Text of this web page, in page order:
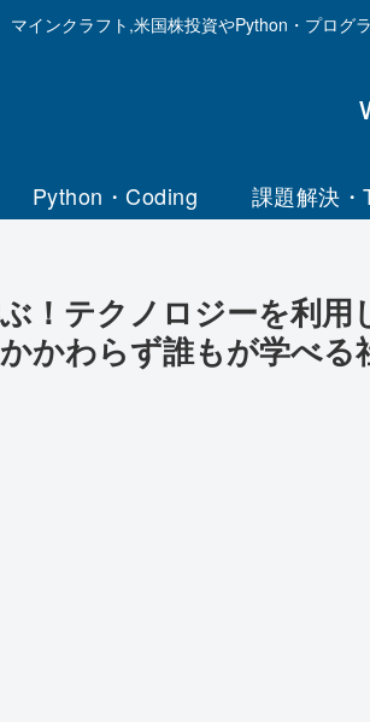
マインクラフト,米国株投資やPython・プログ
Python・Coding 課題解決
！テクノロジーを利
かわらず誰もが学べる